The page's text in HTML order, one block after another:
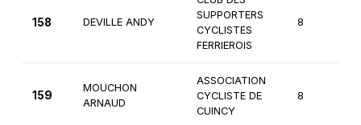
158 DEVILLE ANDY
SUPPORTERS
CYCLISTES
FERRIEROIS
8
159
MOUCHON
ARNAUD
ASSOCIATION
CYCLISTE DE
CUINCY
8